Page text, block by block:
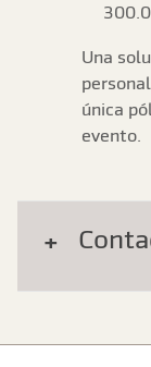
Una
única
evento.